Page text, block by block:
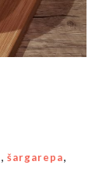
, šargarepa,